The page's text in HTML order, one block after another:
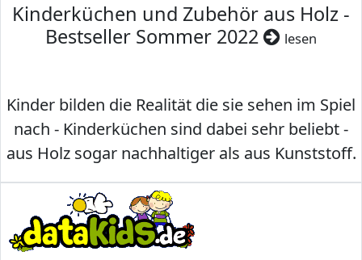
Kinderküchen und Zubehör aus Holz -
Bestseller Sommer 2022
lesen
Kinder bilden die Realität die sie sehen im Spiel
nach - Kinderküchen sind dabei sehr beliebt -
aus Holz sogar nachhaltiger als aus Kunststoff.